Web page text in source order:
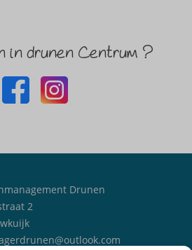
in drunen Centrum ?
Drunen
2